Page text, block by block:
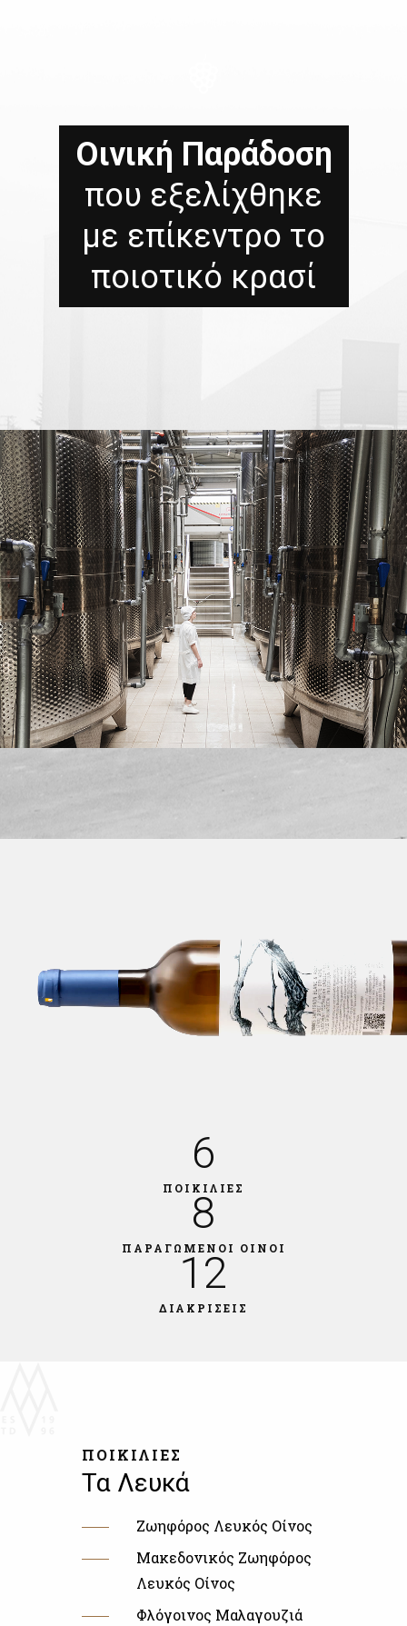
Οινική Παράδοση
που εξελίχθηκε
με επίκεντρο το
ποιοτικό κρασί
ΠΟΙΚΙΛΙΕΣ
Τα Λευκά
Ζωηφόρος Λευκός Οίνος
Μακεδονικός Ζωηφόρος
Λευκός Οίνος
Φλόγοινος Μαλαγουζιά
6
ΠΟΙΚΙΛΙΕΣ
8
ΠΑΡΑΓΩΜΕΝΟΙ ΟΙΝΟΙ
12
ΔΙΑΚΡΙΣΕΙΣ